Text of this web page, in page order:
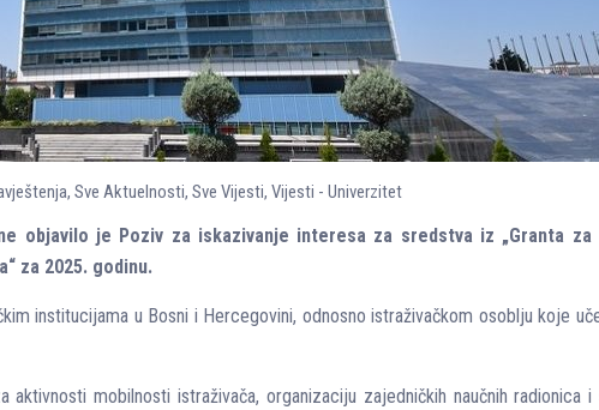
, Sve Aktuelnosti, Sve Vijesti, Vijesti - Univerzitet
objavilo je Poziv za iskazivanje interesa za sredstva iz „Granta
za 2025. godinu.
institucijama u Bosni i Hercegovini, odnosno istraživačkom osoblјu koje
mobilnosti istraživača, organizaciju zajedničkih naučnih radionica